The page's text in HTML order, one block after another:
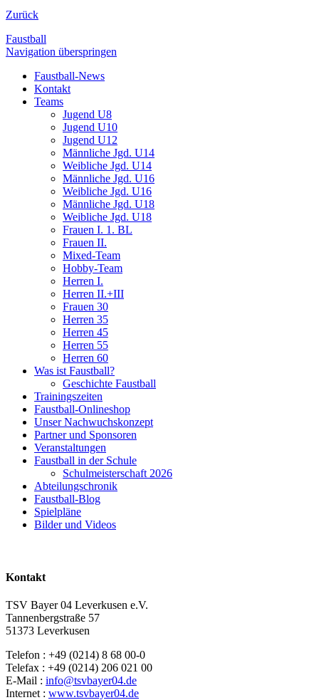
Zurück
Faustball
Navigation überspringen
Faustball-News
Kontakt
Teams
Jugend U8
Jugend U10
Jugend U12
Männliche Jgd. U14
Weibliche Jgd. U14
Männliche Jgd. U16
Weibliche Jgd. U16
Männliche Jgd. U18
Weibliche Jgd. U18
Frauen I. 1. BL
Frauen II.
Mixed-Team
Hobby-Team
Herren I.
Herren II.+III
Frauen 30
Herren 35
Herren 45
Herren 55
Herren 60
Was ist Faustball?
Geschichte Faustball
Trainingszeiten
Faustball-Onlineshop
Unser Nachwuchskonzept
Partner und Sponsoren
Veranstaltungen
Faustball in der Schule
Schulmeisterschaft 2026
Abteilungschronik
Faustball-Blog
Spielpläne
Bilder und Videos
Kontakt
TSV Bayer 04 Leverkusen e.V.
Tannenbergstraße 57
51373 Leverkusen
Telefon : +49 (0214) 8 68 00-0
Telefax : +49 (0214) 206 021 00
E-Mail : info@tsvbayer04.de
Internet : www.tsvbayer04.de